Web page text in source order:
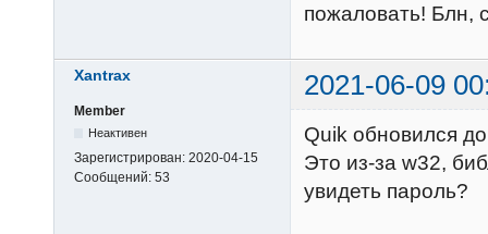
пожаловать! Блн,
Xantrax 2021-06-09
Member
Неактивен
Зарегистрирован: 2020-04-15
Сообщений: 53
Quik обновился
Это из-за w32,
увидеть пароль?